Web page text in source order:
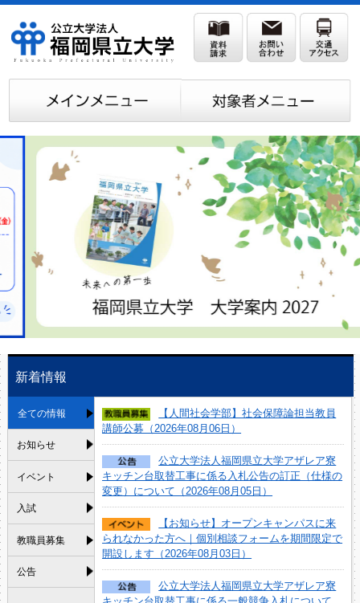
新着情報
全ての情報
お知らせ
イベント
入試
教職員募集
公告
【人間社会学部】社会保障論担当教員
講師公募（2026年08月06日）
公立大学法人福岡県立大学アザレア寮
キッチン台取替工事に係る入札公告の訂正（仕様の
変更）について（2026年08月05日）
【お知らせ】オープンキャンパスに来
られなかった方へ｜個別相談フォームを期間限定で
開設します（2026年08月03日）
公立大学法人福岡県立大学アザレア寮